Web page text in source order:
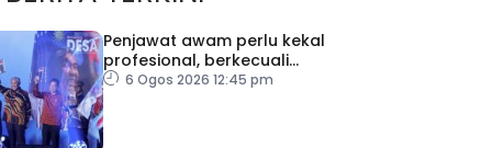
Penjawat awam perlu kekal
profesional, berkecuali
ketika laksana tugas – TPM
6 Ogos 2026 12:45 pm